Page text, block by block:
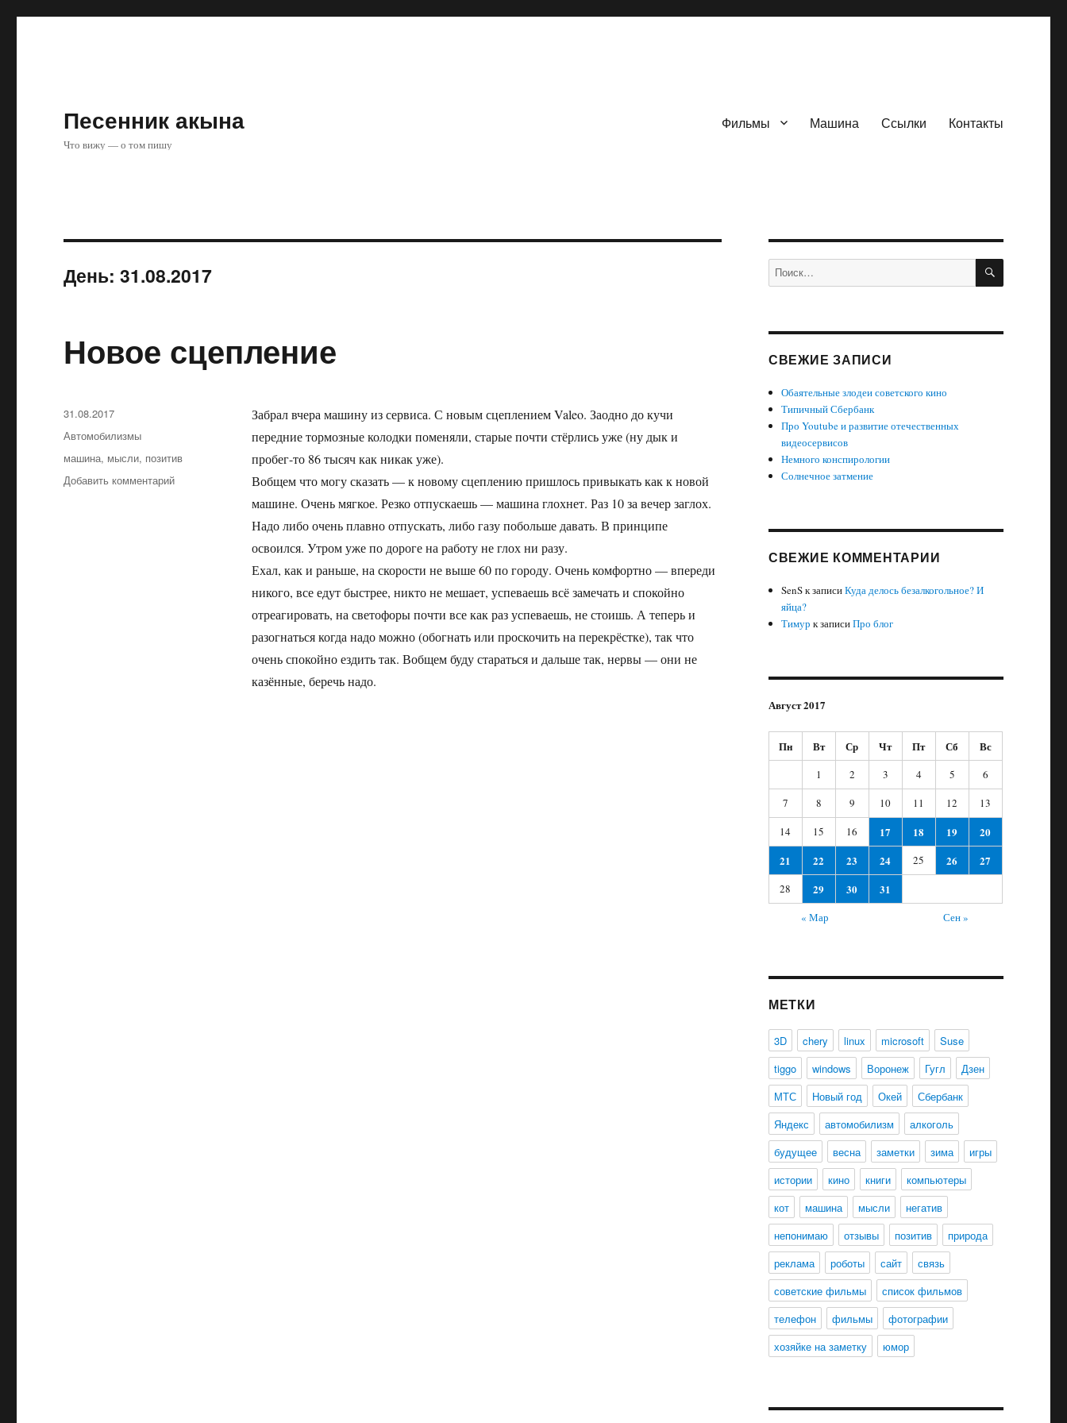
Песенник акына
Что вижу — о том пишу
Фильмы Машина Ссылки Контакты
День:31.08.2017
Новое сцепление
Забрал вчера машину из сервиса. С новым сцеплением Valeo. Заодно до кучи
передние тормозные колодки поменяли, старые почти стёрлись уже (ну дык и
пробег-то 86 тысяч как никак уже).
Вобщем что могу сказать — к новому сцеплению пришлось привыкать как к новой
машине. Очень мягкое. Резко отпускаешь — машина глохнет. Раз 10 за вечер заглох.
Надо либо очень плавно отпускать, либо газу побольше давать. В принципе
освоился. Утром уже по дороге на работу не глох ни разу.
Ехал, как и раньше, на скорости не выше 60 по городу. Очень комфортно — впереди
никого, все едут быстрее, никто не мешает, успеваешь всё замечать и спокойно
отреагировать, на светофоры почти все как раз успеваешь, не стоишь. А теперь и
разогнаться когда надо можно (обогнать или проскочить на перекрёстке), так что
очень спокойно ездить так. Вобщем буду стараться и дальше так, нервы — они не
казённые, беречь надо.
Опубликовано
31.08.2017
Рубрики
Автомобилизмы
Метки
машина, мысли, позитив
Добавить комментарий
Искать: ПОИСК
СВЕЖИЕ ЗАПИСИ
Обаятельные злодеи советского кино
Типичный Сбербанк
Про Youtube и развитие отечественных
видеосервисов
Немного конспирологии
Солнечное затмение
СВЕЖИЕ КОММЕНТАРИИ
SenSк записиКуда делось безалкогольное? И
яйца?
Тимур к записиПро блог
Август 2017
Пн Вт Ср Чт Пт Сб Вс
1 2 3 4 5
6
7
8 9 10 11 12
13
14
15 16 17 18 19
20
21
22 23 24 25 26 27
28 29 30 31
« Мар Сен »
МЕТКИ
3D chery linux microsoft
Suse
tiggo
windows Воронеж Гугл
Дзен
МТС
Новый год Окей
Сбербанк
Яндекс
автомобилизм
алкоголь
будущее
весна заметки зима
игры
истории
кино книги
компьютеры
кот
машина мысли
негатив
непонимаю
отзывы позитив
природа
реклама
роботы сайт
связь
советские фильмы
список фильмов
телефон
фильмы
фотографии
хозяйке на заметку
юмор